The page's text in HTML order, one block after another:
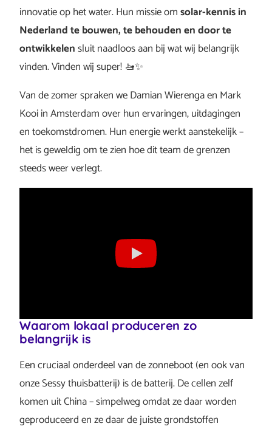
innovatie op het water. Hun missie omsolar-kennis in
Nederland te bouwen, te behouden en door te
ontwikkelensluit naadloos aan bij wat wij belangrijk
vinden. Vinden wij super! 🚤✨
Van de zomer spraken we Damian Wierenga en Mark
Kooi in Amsterdam over hun ervaringen, uitdagingen
en toekomstdromen. Hun energie werkt aanstekelijk –
het is geweldig om te zien hoe dit team de grenzen
steeds weer verlegt.
Waarom lokaal produceren zo
belangrijk is
Een cruciaal onderdeel van de zonneboot (en ook van
onze Sessy thuisbatterij) is de batterij. De cellen zelf
komen uit China – simpelweg omdat ze daar worden
geproduceerd en ze daar de juiste grondstoffen